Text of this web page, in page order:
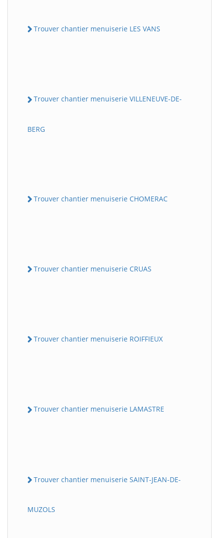
Trouver chantier menuiserie LES VANS
Trouver chantier menuiserie VILLENEUVE-DE-
BERG
Trouver chantier menuiserie CHOMERAC
Trouver chantier menuiserie CRUAS
Trouver chantier menuiserie ROIFFIEUX
Trouver chantier menuiserie LAMASTRE
Trouver chantier menuiserie SAINT-JEAN-DE-
MUZOLS